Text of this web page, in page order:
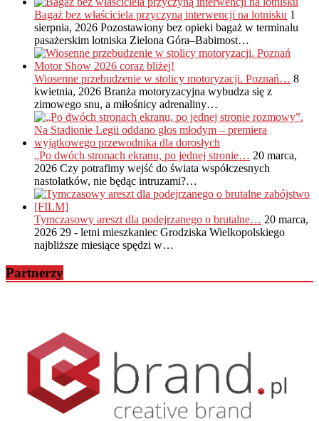
Bagaż bez właściciela przyczyną interwencji na lotnisku 1
sierpnia, 2026 Pozostawiony bez opieki bagaż w terminalu
pasażerskim lotniska Zielona Góra–Babimost…
Wiosenne przebudzenie w stolicy motoryzacji. Poznań… 8
kwietnia, 2026 Branża motoryzacyjna wybudza się z
zimowego snu, a miłośnicy adrenaliny…
„Po dwóch stronach ekranu, po jednej stronie… 20 marca,
2026 Czy potrafimy wejść do świata współczesnych
nastolatków, nie będąc intruzami?…
Tymczasowy areszt dla podejrzanego o brutalne… 20 marca,
2026 29 - letni mieszkaniec Grodziska Wielkopolskiego
najbliższe miesiące spędzi w…
Partnerzy